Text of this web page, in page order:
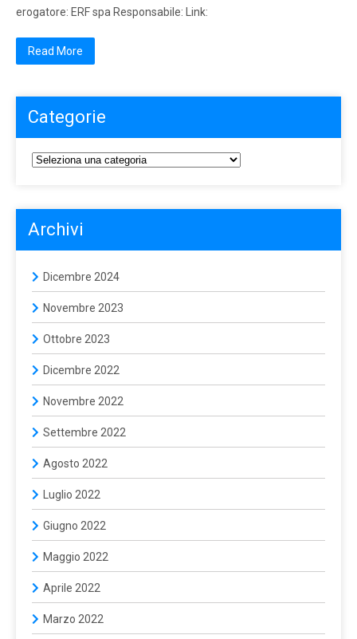
erogatore: ERF spa Responsabile: Link:
Read More
Categorie
Archivi
Dicembre 2024
Novembre 2023
Ottobre 2023
Dicembre 2022
Novembre 2022
Settembre 2022
Agosto 2022
Luglio 2022
Giugno 2022
Maggio 2022
Aprile 2022
Marzo 2022